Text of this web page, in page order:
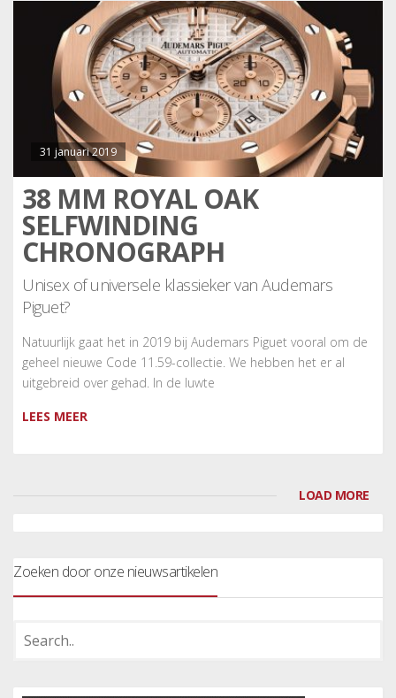
31 januari 2019
38 MM ROYAL OAK
SELFWINDING
CHRONOGRAPH
Unisex of universele klassieker van Audemars
Piguet?
Natuurlijk gaat het in 2019 bij Audemars Piguet vooral om de
geheel nieuwe Code 11.59-collectie. We hebben het er al
uitgebreid over gehad. In de luwte
LEES MEER
LOAD MORE
Zoeken door onze nieuwsartikelen